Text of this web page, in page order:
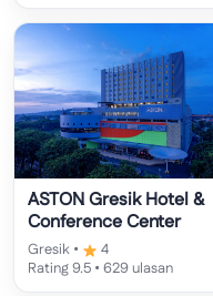
ASTON Gresik Hotel &
Conference Center
Gresik •
4
Rating 9.5 • 629 ulasan